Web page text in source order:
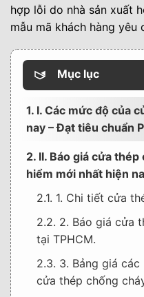
hợp lỗi do nhà sản xuất
mẫu mã khách hàng yêu
Mục lục
1. I. Các mức độ của
nay – Đạt tiêu chuẩn
2. II. Báo giá cửa
hiểm mới nhất hiện
2.1. 1. Chi tiết cửa
2.2. 2. Báo giá cửa
tại TPHCM.
2.3. 3. Bảng giá
cửa thép chống